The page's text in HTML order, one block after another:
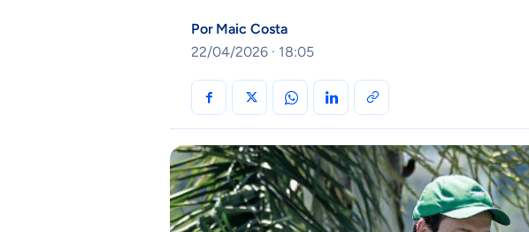
Por Maic Costa
22/04/2026 · 18:05